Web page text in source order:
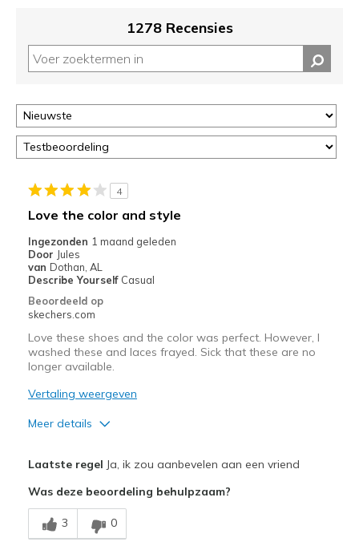
1278 Recensies
4
Love the color and style
Ingezonden 1 maand geleden
Door Jules
van Dothan, AL
Describe Yourself Casual
Beoordeeld op
skechers.com
Love these shoes and the color was perfect. However, I
washed these and laces frayed. Sick that these are no
longer available.
Vertaling weergeven
Meer details
Breathe Well
Comfortable
Laatste regel Ja, ik zou aanbevelen aan een vriend
Was deze beoordeling behulpzaam?
3 0